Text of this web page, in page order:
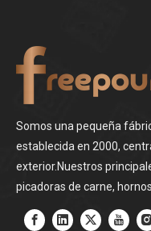
Somos una pequeña
establecida en 2000,
exterior.Nuestros
picadoras de carne,